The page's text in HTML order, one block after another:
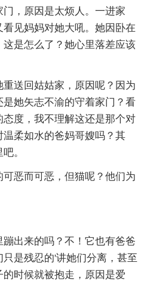
，原因是太烦人。一进家
见妈妈对她大吼。她因卧在
是怎么了？她心里落差应该
送回姑姑家，原因呢？因为
她矢志不渝的守着家门？看
度，我不理解这还是那个对
柔如水的爸妈哥嫂吗？其
。
恶而可恶，但猫呢？他们为
出来的吗？不！它也有爸爸
是残忍的'讲她们分离，甚至
时候就被抱走，原因是爱